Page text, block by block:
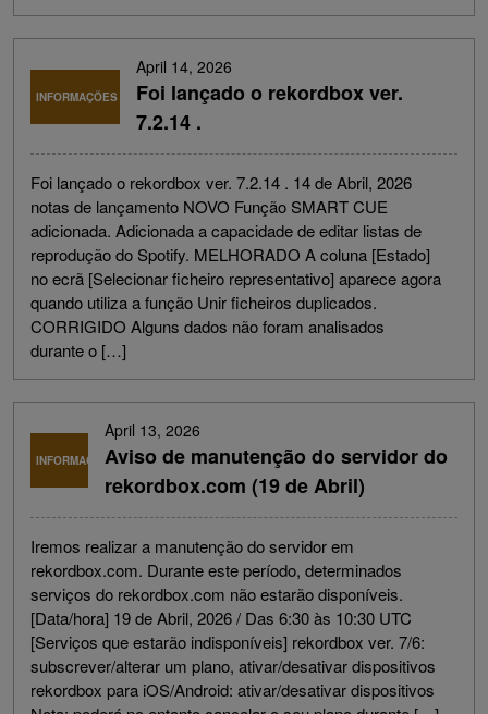
INFORMAÇÕES
April 14, 2026
Foi lançado o rekordbox ver.
7.2.14 .
Foi lançado o rekordbox ver. 7.2.14 . 14 de Abril, 2026
notas de lançamento NOVO Função SMART CUE
adicionada. Adicionada a capacidade de editar listas de
reprodução do Spotify. MELHORADO A coluna [Estado]
no ecrã [Selecionar ficheiro representativo] aparece agora
quando utiliza a função Unir ficheiros duplicados.
CORRIGIDO Alguns dados não foram analisados
durante o […]
INFORMAÇÕES
April 13, 2026
Aviso de manutenção do servidor do
rekordbox.com (19 de Abril)
Iremos realizar a manutenção do servidor em
rekordbox.com. Durante este período, determinados
serviços do rekordbox.com não estarão disponíveis.
[Data/hora] 19 de Abril, 2026 / Das 6:30 às 10:30 UTC
[Serviços que estarão indisponíveis] rekordbox ver. 7/6:
subscrever/alterar um plano, ativar/desativar dispositivos
rekordbox para iOS/Android: ativar/desativar dispositivos